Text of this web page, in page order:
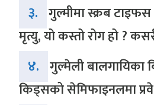
३. गुल्मीमा स्क्रब
मृत्यु, यो कस्तो रोग हो ?
४. गुल्मेली बालगायिका
किड्सको सेमिफाइनलमा